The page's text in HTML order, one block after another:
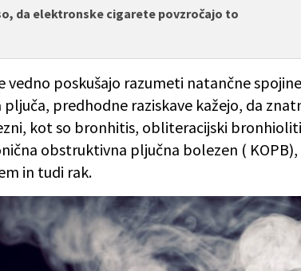
da elektronske cigarete povzročajo to
vedno poskušajo razumeti natančne
predhodne raziskave kažejo, da
kot so bronhitis, obliteracijski
obstruktivna pljučna bolezen (
in tudi rak.